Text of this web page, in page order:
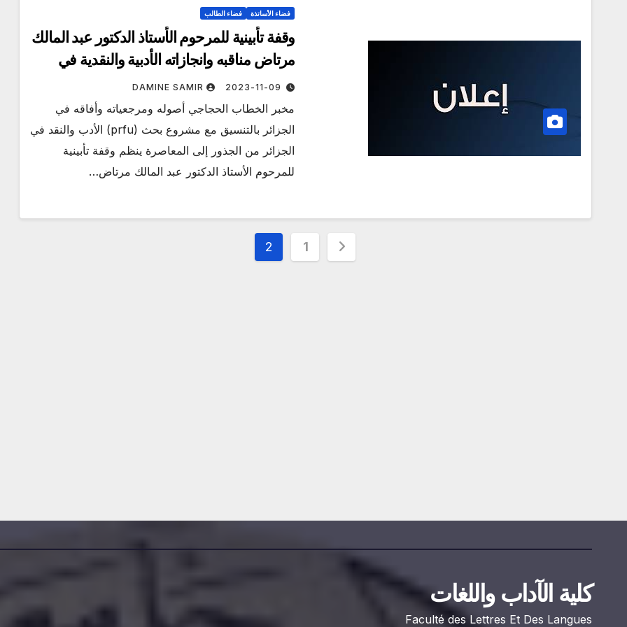
فضاء الأساتذة فضاء الطالب
وقفة تأبينية للمرحوم الأستاذ الدكتور عبد المالك
مرتاض مناقبه وانجازاته الأدبية والنقدية في
الثقافة الجزائرية
2023-11-09
DAMINE SAMIR
مخبر الخطاب الحجاجي أصوله ومرجعياته وأفاقه في
الجزائر بالتنسيق مع مشروع بحث (prfu) الأدب والنقد في
الجزائر من الجذور إلى المعاصرة ينظم وقفة تأبينية
للمرحوم الأستاذ الدكتور عبد المالك مرتاض…
تعدد
1
2
كلية الآداب واللغات
Faculté des Lettres Et Des Langues